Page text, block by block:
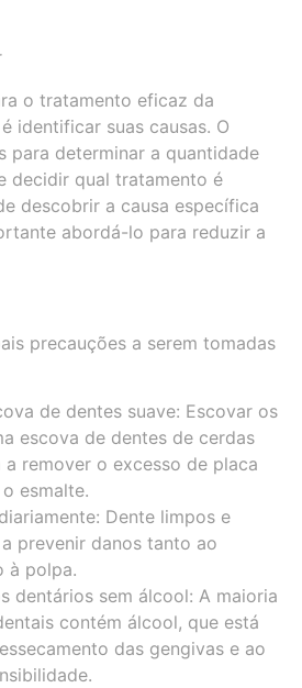
o tratamento eficaz da
identificar suas causas. O
para determinar a quantidade
decidir qual tratamento é
descobrir a causa específica
abordá-lo para reduzir a
precauções a serem tomadas
de dentes suave: Escovar os
escova de dentes de cerdas
a remover o excesso de placa
esmalte.
Dente limpos e
prevenir danos tanto ao
à polpa.
dentários sem álcool: A maioria
contém álcool, que está
das gengivas e ao